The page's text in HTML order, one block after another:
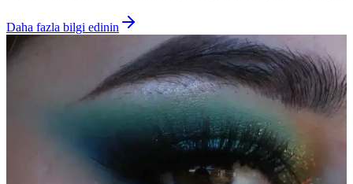
Daha fazla bilgi edinin